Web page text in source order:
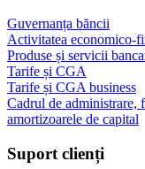
Guvernanța băncii
Activitatea economico-
Produse și servicii
Tarife și CGA
Tarife și CGA business
Cadrul de administrare,
amortizoarele de capital
Suport clienți